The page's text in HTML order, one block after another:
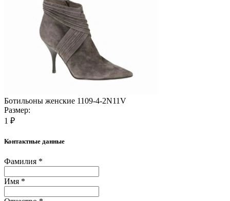
Ботильоны женские 1109-4-2N11V
Размер:
1 ₽
Контактные данные
Фамилия *
Имя *